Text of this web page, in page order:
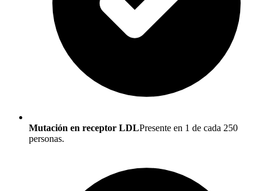
Mutación en receptor LDLPresente en 1 de cada 250
personas.